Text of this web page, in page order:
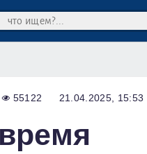
55122 21.04.2025, 15:53